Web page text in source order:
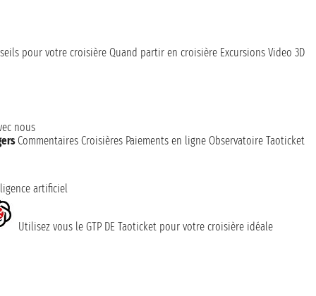
pour votre croisière Quand partir en croisière Excursions Video 3D
nous
Commentaires Croisières Paiements en ligne Observatoire Taoticket
artificiel
Utilisez vous le GTP DE Taoticket pour votre croisière idéale